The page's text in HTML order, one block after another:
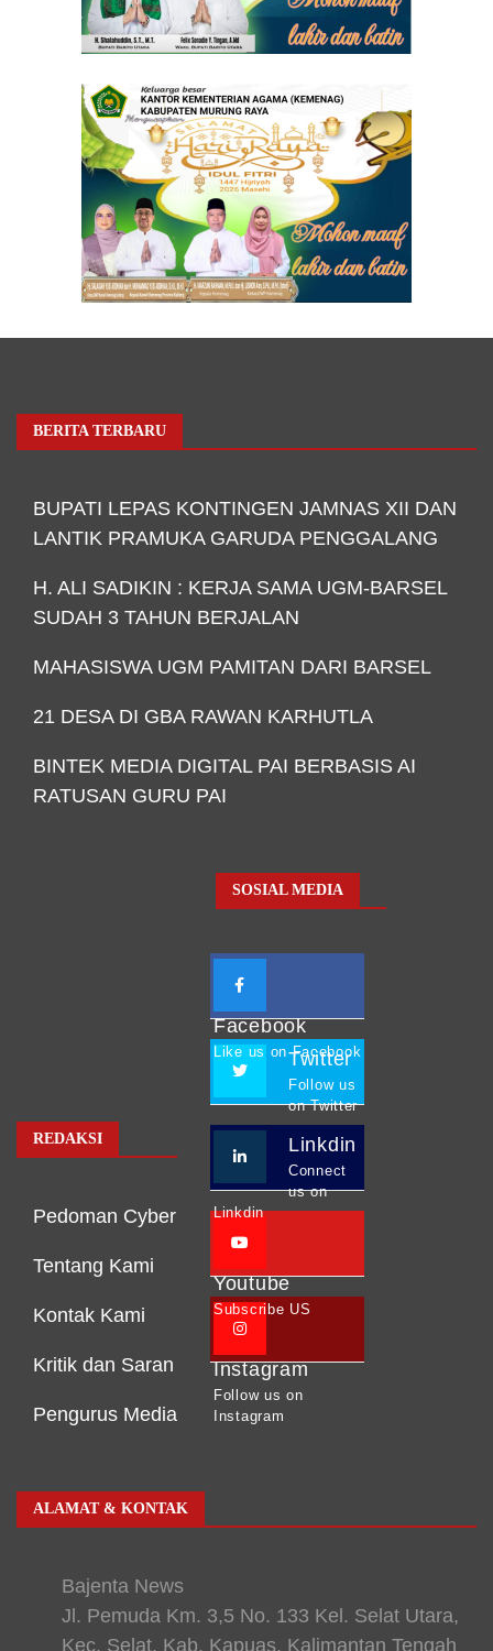
BERITA TERBARU
BUPATI LEPAS KONTINGEN JAMNAS XII DAN
LANTIK PRAMUKA GARUDA PENGGALANG
H. ALI SADIKIN : KERJA SAMA UGM-BARSEL
SUDAH 3 TAHUN BERJALAN
MAHASISWA UGM PAMITAN DARI BARSEL
21 DESA DI GBA RAWAN KARHUTLA
BINTEK MEDIA DIGITAL PAI BERBASIS AI
RATUSAN GURU PAI
REDAKSI
Pedoman Cyber
Tentang Kami
Kontak Kami
Kritik dan Saran
Pengurus Media
SOSIAL MEDIA
Facebook
Like us on Facebook
Twitter
Follow us
on Twitter
Linkdin
Connect
us on
Linkdin
Youtube
Subscribe US
Instagram
Follow us on
Instagram
ALAMAT & KONTAK
Bajenta News
Jl. Pemuda Km. 3,5 No. 133 Kel. Selat Utara,
Kec. Selat, Kab. Kapuas, Kalimantan Tengah